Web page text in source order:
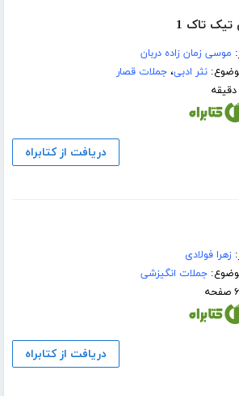
تاک 1
موسی زمان زاده دربان
نثر ادبی،جملات قصار
دریافت از کتابراه
زهرا فولادی
جملات انگیزشی
دریافت از کتابراه